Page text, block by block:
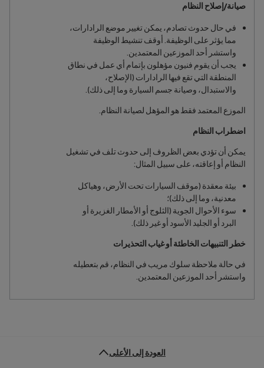
صيانة/إصلاح النظام
في حال حدوث تصادم، يمكن تغيير موضع الرادارات،
مما يؤثر على الوظيفة. أوقف تنشيط الوظيفة
واستشر أحد الموزعين المعتمدين.
يجب أن يقوم فنيون مؤهلون بإتمام أي عمل في نطاق
المنطقة التي تقع فيها الرادارات (الإصلاح،
والاستبدال، وصيانة جسم السيارة وما إلى ذلك).
الموزع المعتمد فقط هو المؤهل لصيانة النظام.
اضطراب النظام
يمكن أن تؤدي بعض الظروف إلى حدوث تلف في تشغيل
النظام أو إعاقته، على سبيل المثال:
بيئة معقدة (موقف السيارات تحت الأرض، وهياكل
معدنية، وما إلى ذلك)؛
سوء الأحوال الجوية (الثلوج أو الأمطار الغزيرة أو
البرد أو الجليد الأسود أو غير ذلك).
خطر التنبيهات الخاطئة أو غياب التحذيرات
في حالة ملاحظة سلوك مريب في النظام، قم بتعطيله
واستشر أحد الموزعين المعتمدين.
العودة إلى الأعلى